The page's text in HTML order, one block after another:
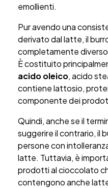
emollienti.
Pur avendo una
derivato dal latte, il
completamente
È costituito
acido oleico, acido
contiene lattosio,
componente dei
Quindi, anche se il
suggerire il contrario, il
persone con
latte. Tuttavia, è
prodotti al cioccolato
contengono anche